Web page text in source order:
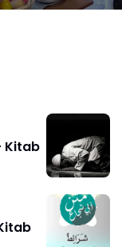
Kitab